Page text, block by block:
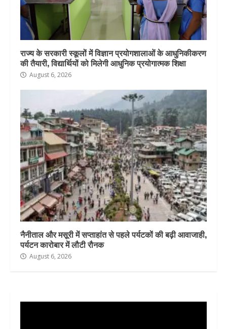
राज्य के सरकारी स्कूलों में विज्ञान प्रयोगशालाओं के आधुनिकीकरण
की तैयारी, विद्यार्थियों को मिलेगी आधुनिक प्रयोगात्मक शिक्षा
August 6, 2026
नैनीताल और मसूरी में सप्ताहांत से पहले पर्यटकों की बढ़ी आवाजाही,
पर्यटन कारोबार में लौटी रौनक
August 6, 2026